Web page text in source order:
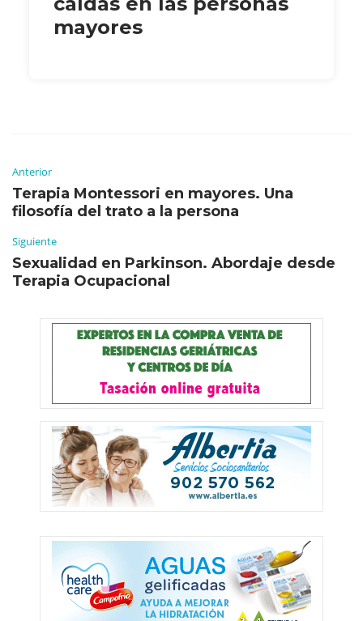
mayores
Anterior
Terapia Montessori en mayores. Una
filosofía del trato a la persona
Siguiente
Sexualidad en Parkinson. Abordaje desde
Terapia Ocupacional